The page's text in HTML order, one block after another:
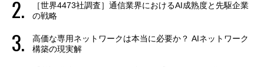
［世界4473社調査］通信業界におけるAI成熟度と先駆企業
の戦略
高価な専用ネットワークは本当に必要か？ AIネットワーク
構築の現実解